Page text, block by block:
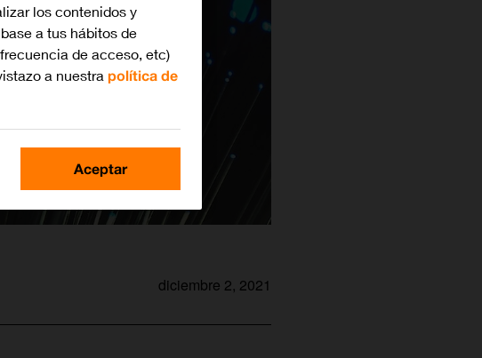
diciembre 2, 2021
los contenidos y
a tus hábitos de
de acceso, etc)
a nuestra política de
Aceptar